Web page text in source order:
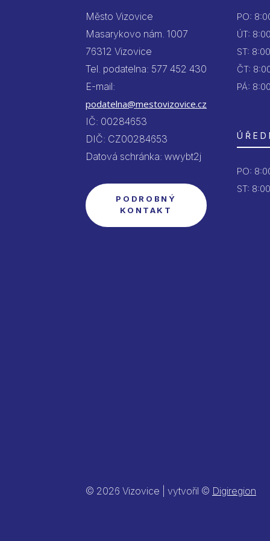
Město Vizovice
Masarykovo nám. 1007
76312 Vizovice
Tel. podatelna: 577 452 430
E-mail:
podatelna@mestovizovice.cz
IČ: 00284653
DIČ: CZ00284653
Datová schránka: wwybt2j
PODROBNÝ
KONTAKT
PO:
ÚT:
ST:
ČT:
PÁ:
PO:
ST:
© 2026 Vizovice | vytvořil © Digiregion